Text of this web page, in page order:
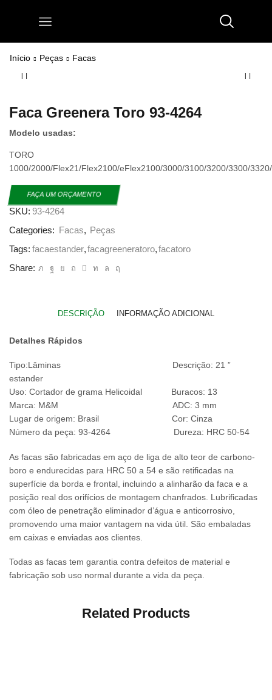
Início Peças Facas
Faca Greenera Toro 93-4264
Modelo usadas:
TORO
1000/2000/Flex21/Flex2100/eFlex2100/3000/3100/3200/3300/
FAÇA UM ORÇAMENTO
SKU: 93-4264
Categories:
Facas, Peças
Tags: facaestander,facagreeneratoro,facatoro
Share:
DESCRIÇÃO INFORMAÇÃO ADICIONAL
Detalhes Rápidos
Tipo:Lâminas Descrição: 21 ”
estander
Uso: Cortador de grama Helicoidal Buracos: 13
Marca: M&M ADC: 3 mm
Lugar de origem: Brasil Cor: Cinza
Número da peça: 93-4264 Dureza: HRC 50-54
As facas são fabricadas em aço de liga de alto teor de carbono-
boro e endurecidas para HRC 50 a 54 e são retificadas na
superfície da borda e frontal, incluindo a alinharão da faca e a
posição real dos orifícios de montagem chanfrados. Lubrificadas
com óleo de penetração eliminador d’água e anticorrosivo,
promovendo uma maior vantagem na vida útil. São embaladas
em caixas e enviadas aos clientes.
Todas as facas tem garantia contra defeitos de material e
fabricação sob uso normal durante a vida da peça.
Related Products